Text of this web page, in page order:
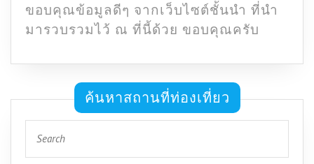
ขอบคุณข้อมูลดีๆ จากเว็บไซต์ชั้นนำ ที่นำ
มารวบรวมไว้ ณ ที่นี้ด้วย ขอบคุณครับ
ค้นหาสถานที่ท่องเที่ยว
for: